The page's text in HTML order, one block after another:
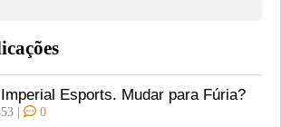
Esports. Mudar para Fúria?
| 0